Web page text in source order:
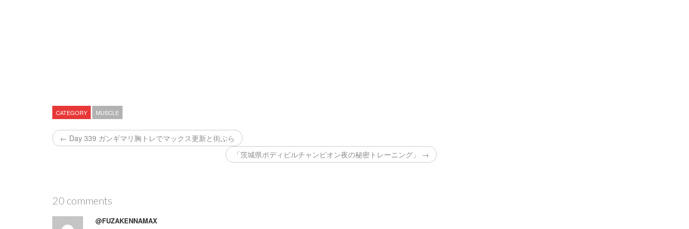
CATEGORY MUSCLE
← Day 339 ガンギマリ胸トレでマックス更新と街ぶら
「茨城県ボディビルチャンピオン夜の秘密トレーニング」 →
20 comments
@FUZAKENNAMAX